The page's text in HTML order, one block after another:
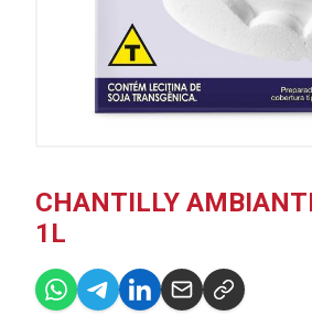
CHANTILLY
1L